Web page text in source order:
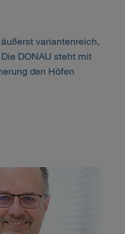
variantenreich,
DONAU steht mit
den Höfen